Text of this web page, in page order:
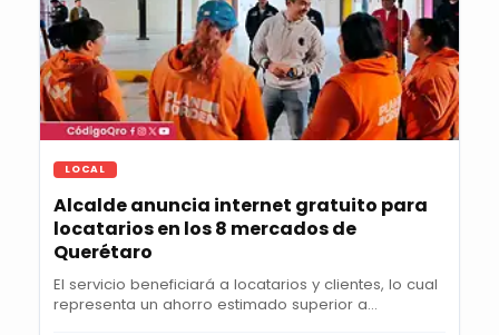
LOCAL
Alcalde anuncia internet gratuito para
locatarios en los 8 mercados de
Querétaro
El servicio beneficiará a locatarios y clientes, lo cual
representa un ahorro estimado superior a...